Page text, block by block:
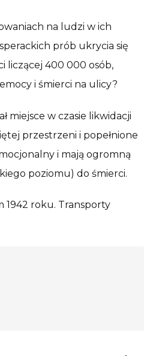
na ludzi w ich
prób ukrycia się
liczącej 400 000 osób,
i śmierci na ulicy?
miejsce w czasie likwidacji
przestrzeni i popełnione
i mają ogromną
poziomu) do śmierci.
1942 roku. Transporty